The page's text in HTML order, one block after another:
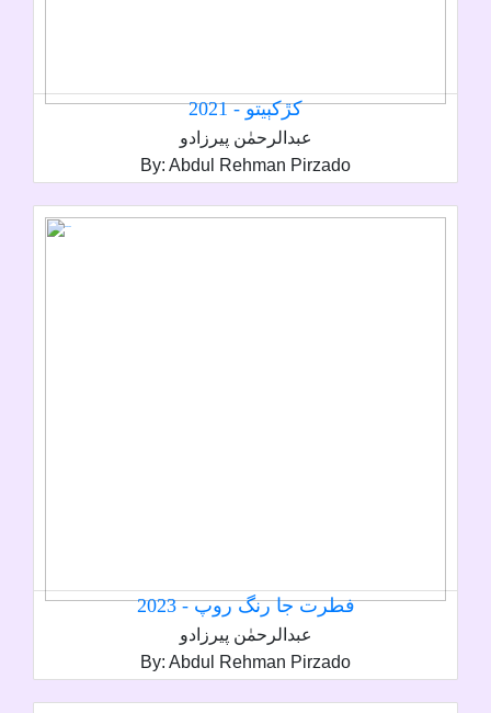
کڙکٻيتو - 2021
عبدالرحمٰن پيرزادو
By: Abdul Rehman Pirzado
فطرت جا رنگ روپ - 2023
عبدالرحمٰن پيرزادو
By: Abdul Rehman Pirzado